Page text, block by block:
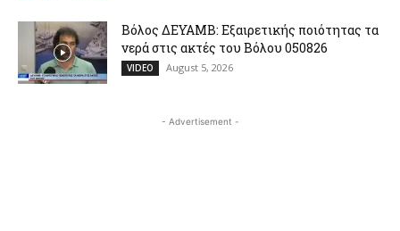
Βόλος ΔΕΥΑΜΒ: Εξαιρετικής ποιότητας τα
νερά στις ακτές του Βόλου 050826
VIDEO August 5, 2026
- Advertisement -